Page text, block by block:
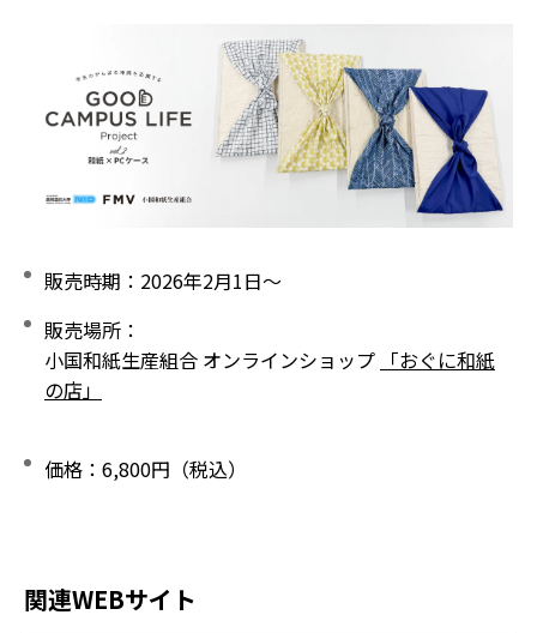
販売時期
2026年2月1日～
販売場所
小国和紙生産組合 オンラインショップ 「おぐに和紙
の店」
価格 6,800円（税込）
関連WEBサイト